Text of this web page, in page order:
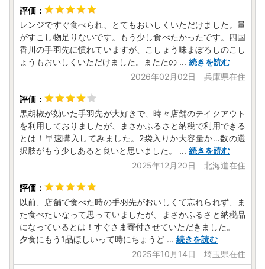
レンジですぐ食べられ、とてもおいしくいただけました。量
がすこし物足りないです。もう少し食べたかったです。四国
香川の手羽先に慣れていますが、こしょう味まぼろしのこし
ょうもおいしくいただけました。またたの ... 続きを読む
2026年02月02日 兵庫県在住
黒胡椒が効いた手羽先が大好きで、時々店舗のテイクアウト
を利用しておりましたが、まさかふるさと納税で利用できる
とは！早速購入してみました。2袋入りか大容量か…数の選
択肢がもう少しあると良いと思いました。
... 続きを読む
2025年12月20日 北海道在住
以前、店舗で食べた時の手羽先がおいしくて忘れられず、ま
た食べたいなって思っていましたが、まさかふるさと納税品
になっているとは！すぐさま寄付させていただきました。
夕食にもう1品ほしいって時にちょうど ... 続きを読む
2025年10月14日 埼玉県在住